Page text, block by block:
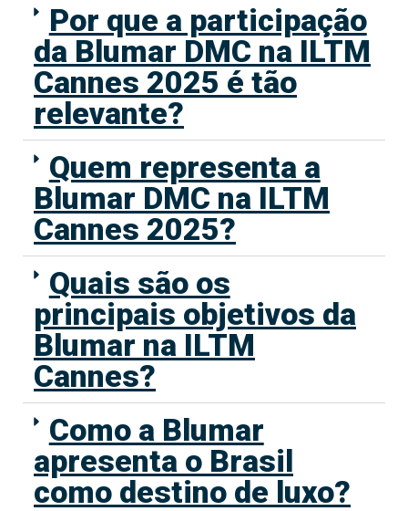
Por que a participação
da Blumar DMC na ILTM
Cannes 2025 é tão
relevante?
Quem representa a
Blumar DMC na ILTM
Cannes 2025?
Quais são os
principais objetivos da
Blumar na ILTM
Cannes?
Como a Blumar
apresenta o Brasil
como destino de luxo?